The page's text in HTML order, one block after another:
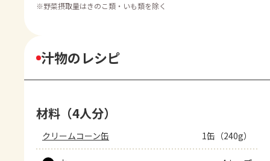
※野菜摂取量はきのこ類・いも類を除く
汁物のレシピ
材料（4人分）
クリームコーン缶 1缶（240g）